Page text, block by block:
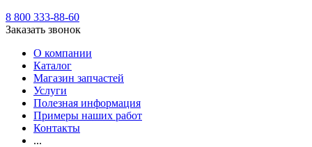
8 800 333-88-60
Заказать звонок
О компании
Каталог
Магазин запчастей
Услуги
Полезная информация
Примеры наших работ
Контакты
...